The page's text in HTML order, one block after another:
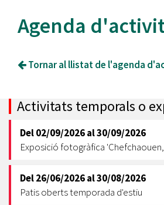
Agenda
Tornar al llistat de l'agenda
Activitats temporals o
Del02/09/2026al30/09/2026
Exposició fotogràfica
Del26/06/2026al30/08/2026
Patis oberts temporada d'estiu